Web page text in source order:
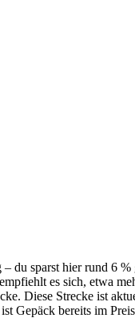
sparst hier rund 6
es sich, etwa
Diese Strecke ist
Gepäck bereits im